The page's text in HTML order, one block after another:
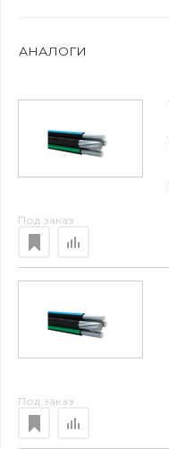
АНАЛОГИ
Под заказ
Под заказ